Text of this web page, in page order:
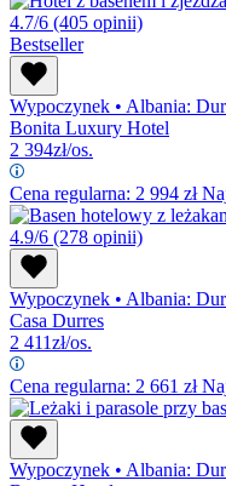
4.7/6 (405 opinii)
Bestseller
Wypoczynek • Albania:
Bonita Luxury Hotel
2 394zł/os.
Cena regularna: 2 994 zł
4.9/6 (278 opinii)
Wypoczynek • Albania:
Casa Durres
2 411zł/os.
Cena regularna: 2 661 zł
Wypoczynek • Albania: